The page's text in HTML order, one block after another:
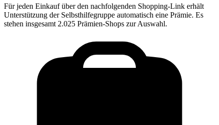
Für jeden Einkauf über den nachfolgenden Shopping-Link erhält
Unterstützung der Selbsthilfegruppe automatisch eine Prämie. Es
stehen insgesamt 2.025 Prämien-Shops zur Auswahl.